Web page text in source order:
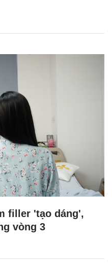
filler 'tạo dáng',
vòng 3